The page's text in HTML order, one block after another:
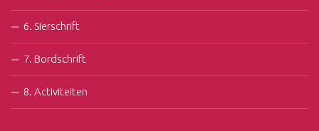
6. Sierschrift
7. Bordschrift
8. Activiteiten